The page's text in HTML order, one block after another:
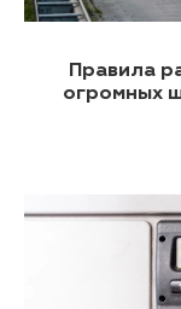
Правила
огромных